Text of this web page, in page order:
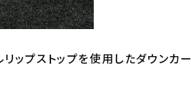
ップストップを使用したダウンカー